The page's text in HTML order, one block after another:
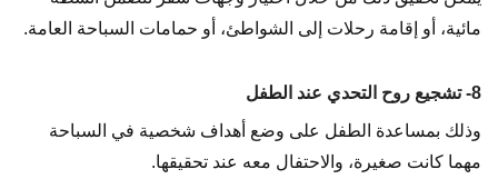
مائية، أو إقامة رحلات إلى الشواطئ، أو حمامات السباحة العامة.
8- تشجيع روح التحدي عند الطفل
وذلك بمساعدة الطفل على وضع أهداف شخصية في السباحة
مهما كانت صغيرة، والاحتفال معه عند تحقيقها.